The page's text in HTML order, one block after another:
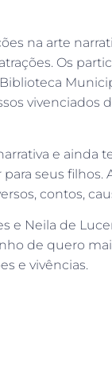
na arte
Os
vivenciados
e ainda
seus filhos.
contos,
e Neila de
de quero
e vivências.